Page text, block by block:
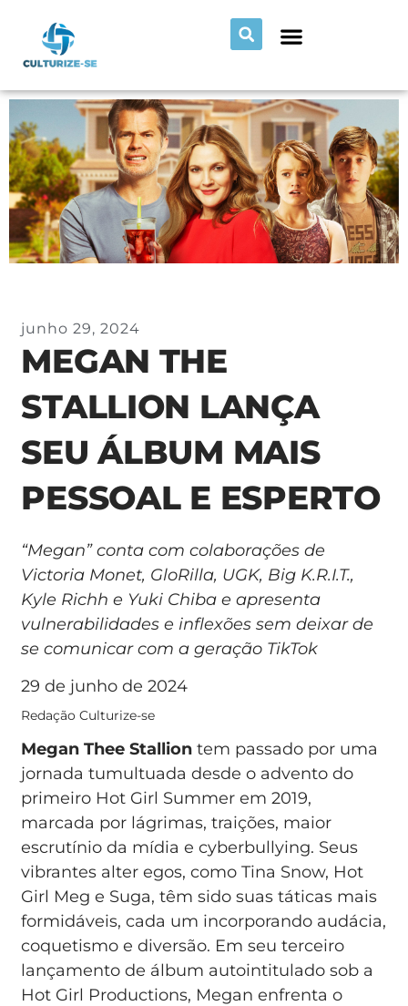
junho 29, 2024
MEGAN THE
STALLION LANÇA
SEU ÁLBUM MAIS
PESSOAL E ESPERTO
“Megan” conta com colaborações de
Victoria Monet, GloRilla, UGK, Big K.R.I.T.,
Kyle Richh e Yuki Chiba e apresenta
vulnerabilidades e inflexões sem deixar de
se comunicar com a geração TikTok
29 de junho de 2024
Redação Culturize-se
Megan Thee Stallion tem passado por uma
jornada tumultuada desde o advento do
primeiro Hot Girl Summer em 2019,
marcada por lágrimas, traições, maior
escrutínio da mídia e cyberbullying. Seus
vibrantes alter egos, como Tina Snow, Hot
Girl Meg e Suga, têm sido suas táticas mais
formidáveis, cada um incorporando audácia,
coquetismo e diversão. Em seu terceiro
lançamento de álbum autointitulado sob a
Hot Girl Productions, Megan enfrenta o